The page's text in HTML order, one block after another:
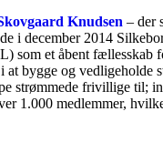
Knudsen – der
i december 2014
som et åbent fællesskab
at bygge og vedligeholde
strømmede frivillige til;
1.000 medlemmer,